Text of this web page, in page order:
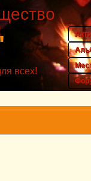
всех!